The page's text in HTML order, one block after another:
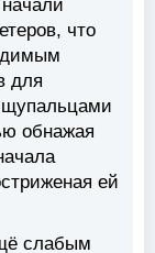
что
для
щупальцами
обнажая
ей
слабым